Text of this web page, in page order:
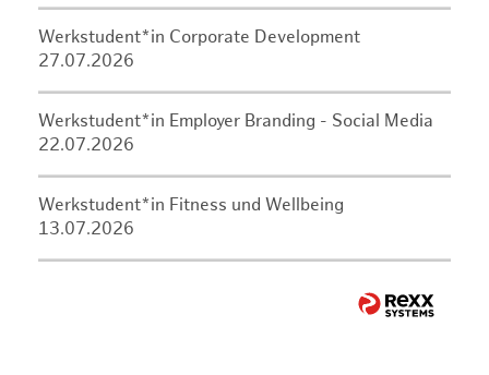
Werkstudent*in Corporate Development
27.07.2026
Werkstudent*in Employer Branding - Social Media
22.07.2026
Werkstudent*in Fitness und Wellbeing
13.07.2026